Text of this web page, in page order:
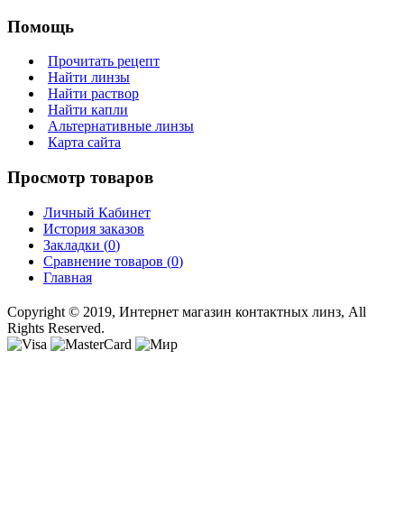
Помощь
Прочитать рецепт
Найти линзы
Найти раствор
Найти капли
Альтернативные линзы
Карта сайта
Просмотр товаров
Личный Кабинет
История заказов
Закладки (0)
Сравнение товаров (0)
Главная
Copyright © 2019, Интернет магазин контактных линз, All
Rights Reserved.